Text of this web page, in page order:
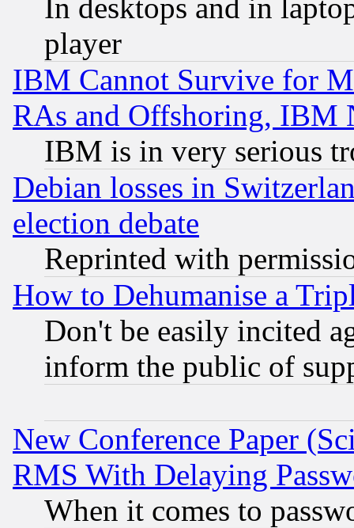
In desktops and in
player
IBM Cannot Survive for
RAs and Offshoring, IBM
IBM is in very serious
Debian losses in
election debate
Reprinted with
How to Dehumanise a
Don't be easily incited
inform the public of
New Conference Paper
RMS With Delaying
When it comes to